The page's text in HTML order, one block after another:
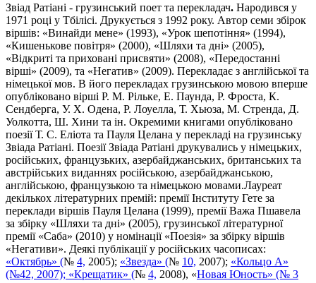
Звіад Ратіані - грузинський поет та перекладач. Народився у
1971 році у Тбілісі. Друкується з 1992 року. Автор семи збірок
віршів: «Винайди мене» (1993), «Урок шепотіння» (1994),
«Кишенькове повітря» (2000), «Шляхи та дні» (2005),
«Відкриті та приховані присвяти» (2008), «Передостанні
вірші» (2009), та «Негатив» (2009). Перекладає з англійської та
німецької мов. В його перекладах грузинською мовою вперше
опубліковано вірші Р. М. Рільке, Е. Паунда, Р. Фроста, К.
Сендберга, У. Х. Одена, Р. Лоуелла, Т. Хьюза, М. Стренда, Д.
Уолкотта, Ш. Хини та ін. Окремими книгами опубліковано
поезії Т. С. Еліота та Пауля Целана у перекладі на грузинську
Звіада Ратіані. Поезії Звіада Ратіані друкувались у німецьких,
російських, французьких, азербайджанських, британських та
австрійських виданнях російською, азербайджанською,
англійською, французькою та німецькою мовами.Лауреат
декількох літературних премій: премії Інституту Гете за
переклади віршів Пауля Целана (1999), премії Важа Пшавела
за збірку «Шляхи та дні» (2005), грузинської літературної
премії «Саба» (2010) у номінації «Поезія» за збірку віршів
«Негативи». Деякі публікації у російських часописах:
«Октябрь» (№ 4, 2005); «Звезда» (№ 10, 2007); «Кольцо А»
(№42, 2007); «Крещатик» (№ 4, 2008), «Новая Юность» (№ 3